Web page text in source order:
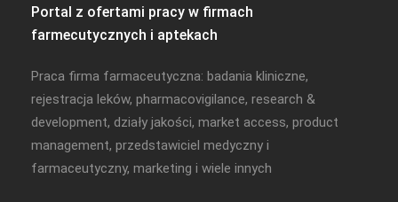
Portal z ofertami pracy w firmach
farmecutycznych i aptekach
Praca firma farmaceutyczna: badania kliniczne,
rejestracja leków, pharmacovigilance, research &
development, działy jakości, market access, product
management, przedstawiciel medyczny i
farmaceutyczny, marketing i wiele innych